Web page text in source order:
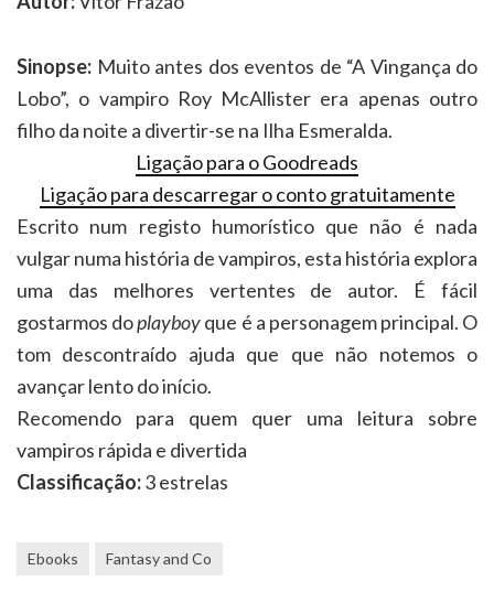
Sinopse: Muito antes dos eventos de “A Vingança do
Lobo”, o vampiro Roy McAllister era apenas outro
filho da noite a divertir-se na Ilha Esmeralda.
Ligação para o Goodreads
Ligação para descarregar o conto gratuitamente
Escrito num registo humorístico que não é nada
vulgar numa história de vampiros, esta história explora
uma das melhores vertentes de autor. É fácil
gostarmos doplayboyque é a personagem principal. O
tom descontraído ajuda que que não notemos o
avançar lento do início.
Recomendo para quem quer uma leitura sobre
vampiros rápida e divertida
Classificação:3 estrelas
Ebooks Fantasy and Co